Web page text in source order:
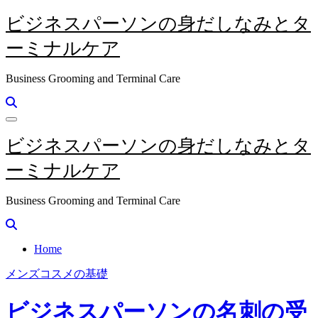
内
容
を
キ
プ
ビジネスパーソンの身だしなみとタ
ーミナルケア
Business Grooming and Terminal Care
ビジネスパーソンの身だしなみとタ
ーミナルケア
Business Grooming and Terminal Care
Home
メンズコスメの基礎
ビジネスパーソンの名刺の受